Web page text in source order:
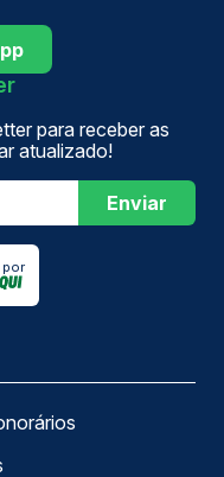
para receber as
atualizado!
Enviar
por